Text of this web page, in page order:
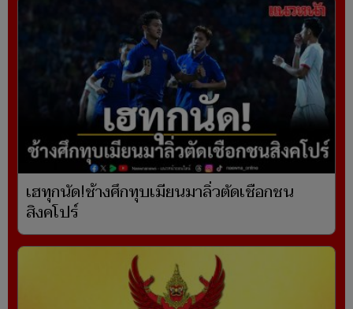
เฮทุกนัด!ช้างศึกทุบเมียนมาลิ่วตัดเชือกชน
สิงคโปร์